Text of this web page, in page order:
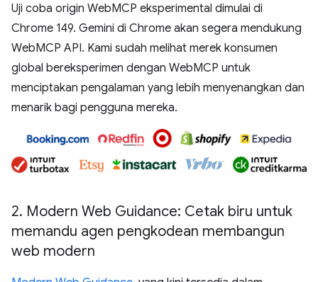
Uji coba origin WebMCP eksperimental dimulai di
Chrome 149. Gemini di Chrome akan segera mendukung
WebMCP API. Kami sudah melihat merek konsumen
global bereksperimen dengan WebMCP untuk
menciptakan pengalaman yang lebih menyenangkan dan
menarik bagi pengguna mereka.
2. Modern Web Guidance: Cetak biru untuk
memandu agen pengkodean membangun
web modern